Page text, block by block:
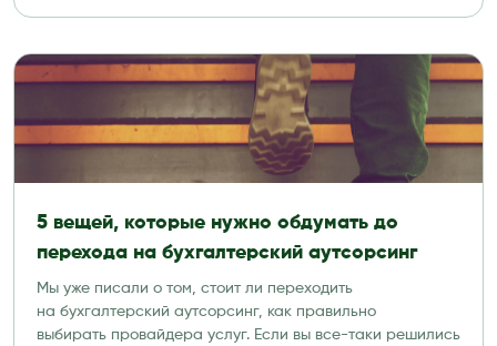
5 вещей, которые нужно обдумать до
перехода на бухгалтерский аутсорсинг
Мы уже писали о том, стоит ли переходить
на бухгалтерский аутсорсинг, как правильно
выбирать провайдера услуг. Если вы все-таки решились